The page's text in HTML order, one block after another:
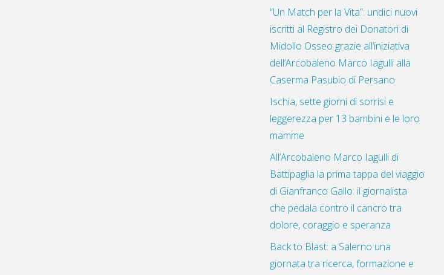
“Un Match per la Vita”: undici nuovi
iscritti al Registro dei Donatori di
Midollo Osseo grazie all’iniziativa
dell’Arcobaleno Marco Iagulli alla
Caserma Pasubio di Persano
Ischia, sette giorni di sorrisi e
leggerezza per 13 bambini e le loro
mamme
All’Arcobaleno Marco Iagulli di
Battipaglia la prima tappa del viaggio
di Gianfranco Gallo: il giornalista
che pedala contro il cancro tra
dolore, coraggio e speranza
Back to Blast: a Salerno una
giornata tra ricerca, formazione e